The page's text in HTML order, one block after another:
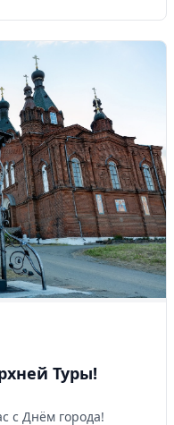
Туры!
с Днём города!